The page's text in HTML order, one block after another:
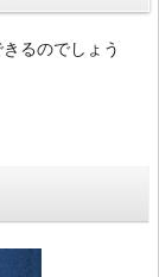
るのでしょう